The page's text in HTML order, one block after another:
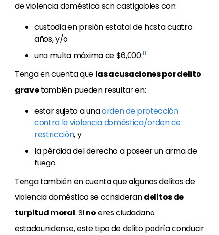
de violencia doméstica son castigables con:
custodia en prisión estatal de hasta cuatro
años, y/o
una multa máxima de $6,000.11
Tenga en cuenta que las acusaciones por delito
gravetambién pueden resultar en:
estar sujeto a unaorden de protección
contra la violencia doméstica/orden de
restricción, y
la pérdida del derecho a poseer un arma de
fuego.
Tenga también en cuenta que algunos delitos de
violencia doméstica se considerandelitos de
turpitud moral. Sinoeres ciudadano
estadounidense, este tipo de delito podría conducir